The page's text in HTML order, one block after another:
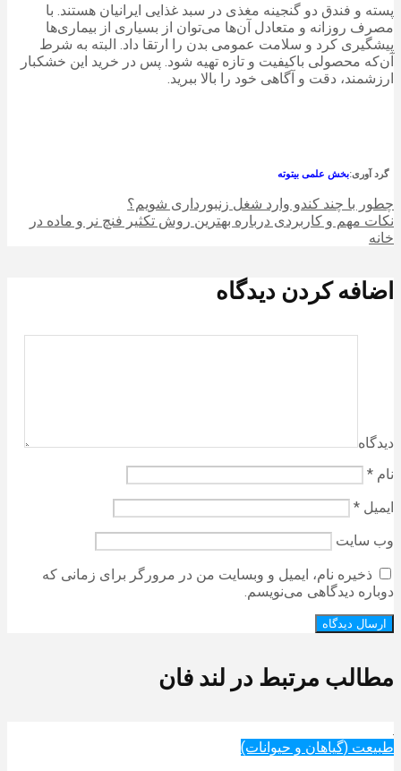
پسته و فندق دو گنجینه مغذی در سبد غذایی ایرانیان هستند. با
مصرف روزانه و متعادل آن‌ها می‌توان از بسیاری از بیماری‌ها
پیشگیری کرد و سلامت عمومی بدن را ارتقا داد. البته به شرط
آن‌که محصولی باکیفیت و تازه تهیه شود. پس در خرید این خشکبار
ارزشمند، دقت و آگاهی خود را بالا ببرید.
گرد آوری:بخش علمی بیتوته
چطور با چند کندو وارد شغل زنبورداری شویم؟
نکات مهم و کاربردی درباره بهترین روش تکثیر فنچ نر و ماده در
خانه
اضافه کردن دیدگاه
دیدگاه
نام *
ایمیل *
وب‌ سایت
ذخیره نام، ایمیل و وبسایت من در مرورگر برای زمانی که
دوباره دیدگاهی می‌نویسم.
مطالب مرتبط در لند فان
طبیعت (گیاهان و حیوانات)